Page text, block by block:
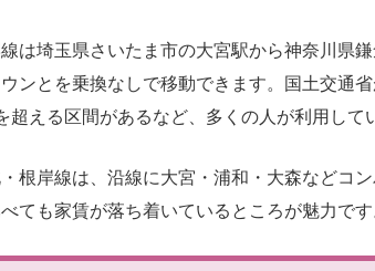
は埼玉県さいたま市の大宮駅から神奈川県
ンとを乗換なしで移動できます。国土交通
超える区間があるなど、多くの人が利用して
根岸線は、沿線に大宮・浦和・大森などコ
ても家賃が落ち着いているところが魅力です